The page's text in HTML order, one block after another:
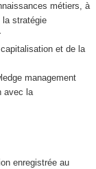
métiers, à
la stratégie
et de la
management
avec la
enregistrée au